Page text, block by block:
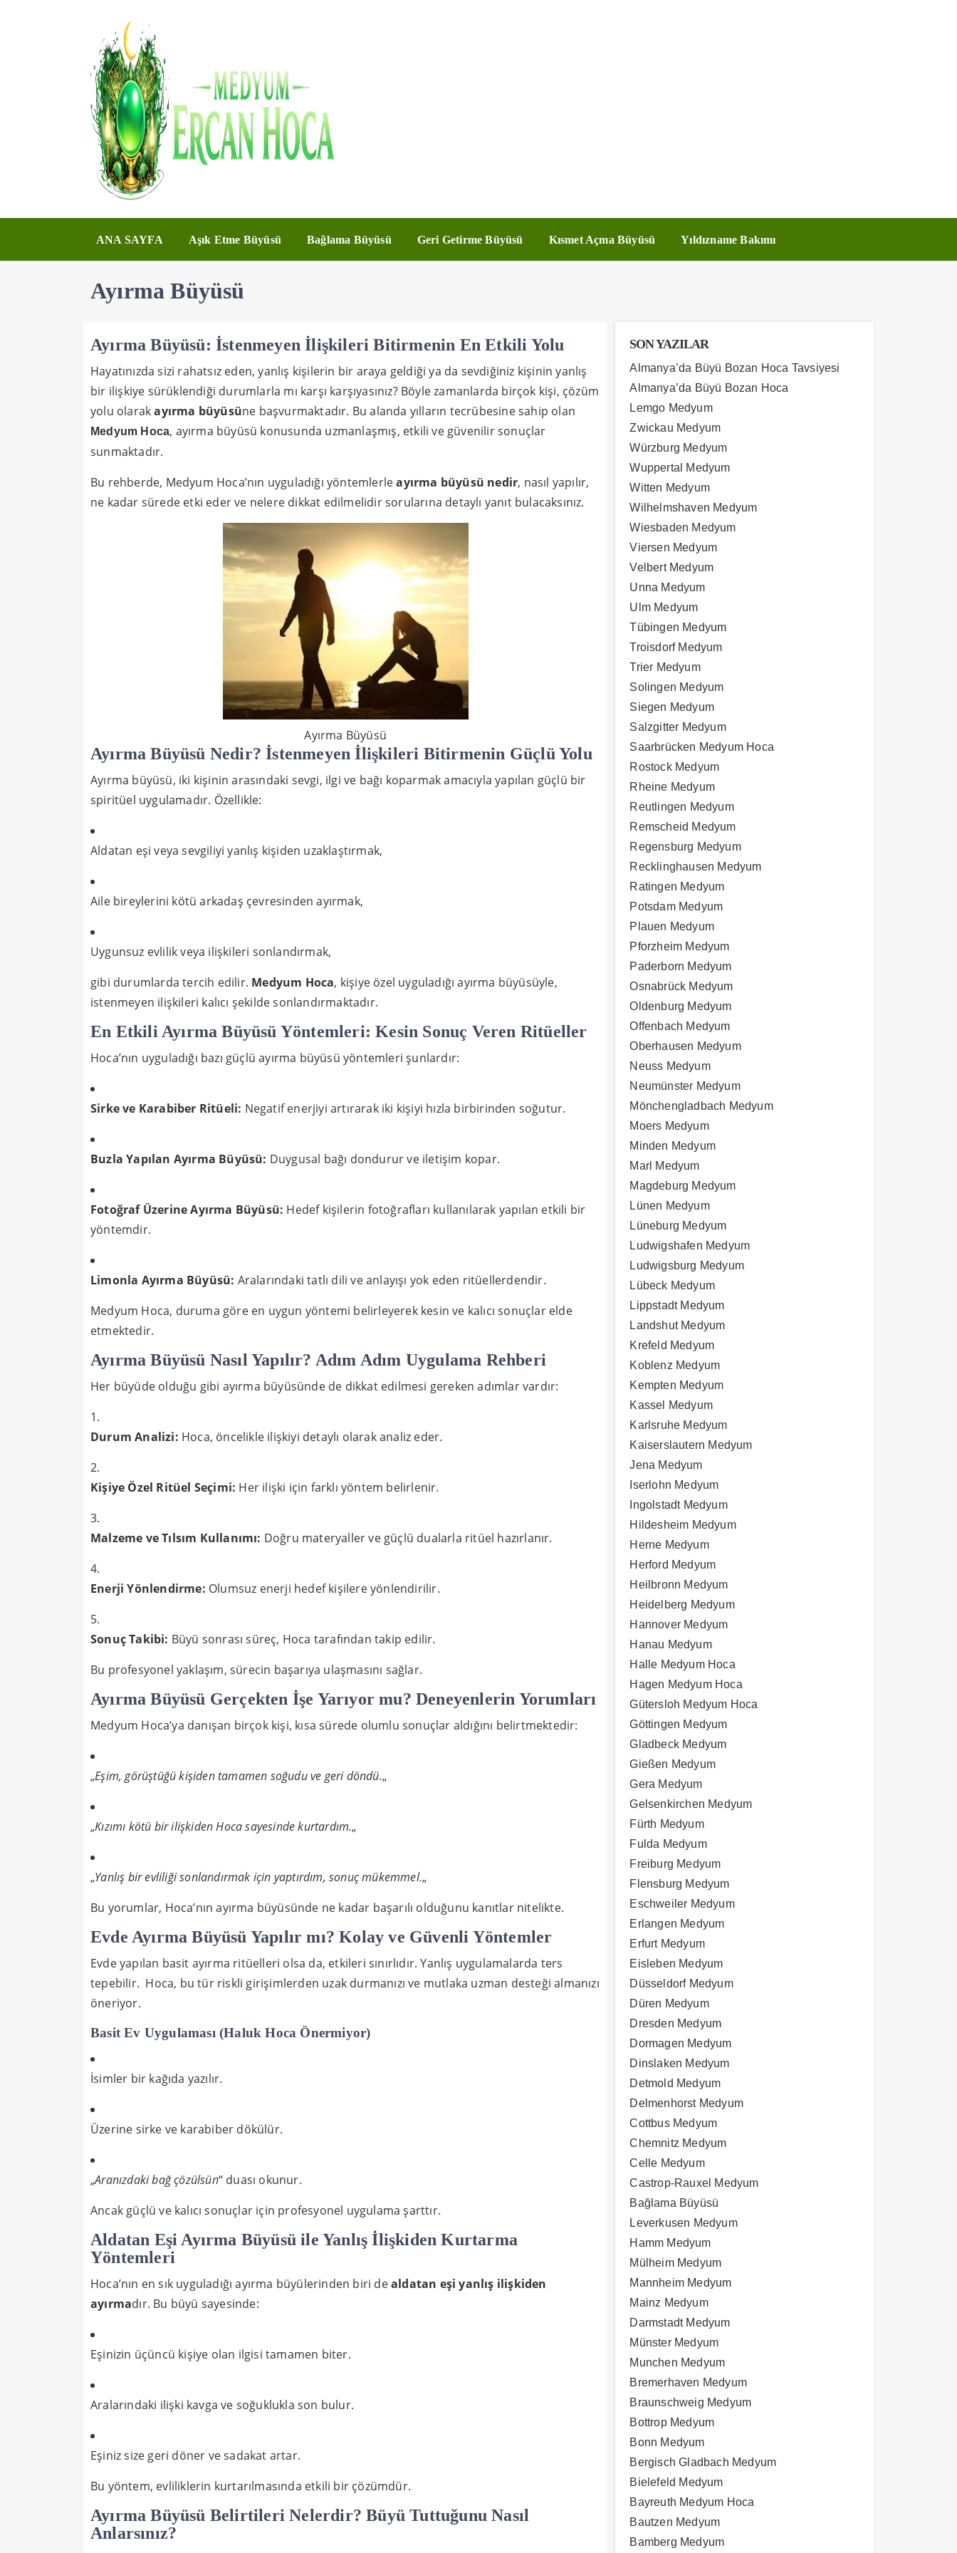
ANA SAYFA Aşık Etme Büyüsü Bağlama Büyüsü Geri Getirme Büyüsü Kısmet Açma Büyüsü Yıldızname Bakımı
Ayırma Büyüsü
Ayırma Büyüsü: İstenmeyen İlişkileri Bitirmenin En Etkili Yolu
Hayatınızda sizi rahatsız eden, yanlış kişilerin bir araya geldiği ya da sevdiğiniz kişinin yanlış
bir ilişkiye sürüklendiği durumlarla mı karşı karşıyasınız? Böyle zamanlarda birçok kişi, çözüm
yolu olarakayırma büyüsüne başvurmaktadır. Bu alanda yılların tecrübesine sahip olan
Medyum Hoca, ayırma büyüsü konusunda uzmanlaşmış, etkili ve güvenilir sonuçlar
sunmaktadır.
Bu rehberde, Medyum Hoca’nın uyguladığı yöntemlerleayırma büyüsü nedir, nasıl yapılır,
ne kadar sürede etki eder ve nelere dikkat edilmelidir sorularına detaylı yanıt bulacaksınız.
Ayırma Büyüsü
Ayırma Büyüsü Nedir? İstenmeyen İlişkileri Bitirmenin Güçlü Yolu
Ayırma büyüsü, iki kişinin arasındaki sevgi, ilgi ve bağı koparmak amacıyla yapılan güçlü bir
spiritüel uygulamadır. Özellikle:
Aldatan eşi veya sevgiliyi yanlış kişiden uzaklaştırmak,
Aile bireylerini kötü arkadaş çevresinden ayırmak,
Uygunsuz evlilik veya ilişkileri sonlandırmak,
gibi durumlarda tercih edilir. Medyum Hoca, kişiye özel uyguladığı ayırma büyüsüyle,
istenmeyen ilişkileri kalıcı şekilde sonlandırmaktadır.
En Etkili Ayırma Büyüsü Yöntemleri: Kesin Sonuç Veren Ritüeller
Hoca’nın uyguladığı bazı güçlü ayırma büyüsü yöntemleri şunlardır:
Sirke ve Karabiber Ritüeli: Negatif enerjiyi artırarak iki kişiyi hızla birbirinden soğutur.
Buzla Yapılan Ayırma Büyüsü: Duygusal bağı dondurur ve iletişim kopar.
Fotoğraf Üzerine Ayırma Büyüsü: Hedef kişilerin fotoğrafları kullanılarak yapılan etkili bir
yöntemdir.
Limonla Ayırma Büyüsü: Aralarındaki tatlı dili ve anlayışı yok eden ritüellerdendir.
Medyum Hoca, duruma göre en uygun yöntemi belirleyerek kesin ve kalıcı sonuçlar elde
etmektedir.
Ayırma Büyüsü Nasıl Yapılır? Adım Adım Uygulama Rehberi
Her büyüde olduğu gibi ayırma büyüsünde de dikkat edilmesi gereken adımlar vardır:
Durum Analizi: Hoca, öncelikle ilişkiyi detaylı olarak analiz eder.
Kişiye Özel Ritüel Seçimi: Her ilişki için farklı yöntem belirlenir.
Malzeme ve Tılsım Kullanımı: Doğru materyaller ve güçlü dualarla ritüel hazırlanır.
Enerji Yönlendirme: Olumsuz enerji hedef kişilere yönlendirilir.
Sonuç Takibi: Büyü sonrası süreç, Hoca tarafından takip edilir.
Bu profesyonel yaklaşım, sürecin başarıya ulaşmasını sağlar.
Ayırma Büyüsü Gerçekten İşe Yarıyor mu? Deneyenlerin Yorumları
Medyum Hoca’ya danışan birçok kişi, kısa sürede olumlu sonuçlar aldığını belirtmektedir:
„Eşim, görüştüğü kişiden tamamen soğudu ve geri döndü.„
„Kızımı kötü bir ilişkiden Hoca sayesinde kurtardım.„
„Yanlış bir evliliği sonlandırmak için yaptırdım, sonuç mükemmel.„
Bu yorumlar, Hoca’nın ayırma büyüsünde ne kadar başarılı olduğunu kanıtlar nitelikte.
Evde Ayırma Büyüsü Yapılır mı? Kolay ve Güvenli Yöntemler
Evde yapılan basit ayırma ritüelleri olsa da, etkileri sınırlıdır. Yanlış uygulamalarda ters
tepebilir. Hoca, bu tür riskli girişimlerden uzak durmanızı ve mutlaka uzman desteği almanızı
öneriyor.
Basit Ev Uygulaması (Haluk Hoca Önermiyor)
İsimler bir kağıda yazılır.
Üzerine sirke ve karabiber dökülür.
„Aranızdaki bağ çözülsün“ duası okunur.
Ancak güçlü ve kalıcı sonuçlar için profesyonel uygulama şarttır.
Aldatan Eşi Ayırma Büyüsü ile Yanlış İlişkiden Kurtarma
Yöntemleri
Hoca’nın en sık uyguladığı ayırma büyülerinden biri dealdatan eşi yanlış ilişkiden
ayırmadır. Bu büyü sayesinde:
Eşinizin üçüncü kişiye olan ilgisi tamamen biter.
Aralarındaki ilişki kavga ve soğuklukla son bulur.
Eşiniz size geri döner ve sadakat artar.
Bu yöntem, evliliklerin kurtarılmasında etkili bir çözümdür.
Ayırma Büyüsü Belirtileri Nelerdir? Büyü Tuttuğunu Nasıl
Anlarsınız?
SON YAZILAR
Almanya’da Büyü Bozan Hoca Tavsiyesi
Almanya’da Büyü Bozan Hoca
Lemgo Medyum
Zwickau Medyum
Würzburg Medyum
Wuppertal Medyum
Witten Medyum
Wilhelmshaven Medyum
Wiesbaden Medyum
Viersen Medyum
Velbert Medyum
Unna Medyum
Ulm Medyum
Tübingen Medyum
Troisdorf Medyum
Trier Medyum
Solingen Medyum
Siegen Medyum
Salzgitter Medyum
Saarbrücken Medyum Hoca
Rostock Medyum
Rheine Medyum
Reutlingen Medyum
Remscheid Medyum
Regensburg Medyum
Recklinghausen Medyum
Ratingen Medyum
Potsdam Medyum
Plauen Medyum
Pforzheim Medyum
Paderborn Medyum
Osnabrück Medyum
Oldenburg Medyum
Offenbach Medyum
Oberhausen Medyum
Neuss Medyum
Neumünster Medyum
Mönchengladbach Medyum
Moers Medyum
Minden Medyum
Marl Medyum
Magdeburg Medyum
Lünen Medyum
Lüneburg Medyum
Ludwigshafen Medyum
Ludwigsburg Medyum
Lübeck Medyum
Lippstadt Medyum
Landshut Medyum
Krefeld Medyum
Koblenz Medyum
Kempten Medyum
Kassel Medyum
Karlsruhe Medyum
Kaiserslautern Medyum
Jena Medyum
Iserlohn Medyum
Ingolstadt Medyum
Hildesheim Medyum
Herne Medyum
Herford Medyum
Heilbronn Medyum
Heidelberg Medyum
Hannover Medyum
Hanau Medyum
Halle Medyum Hoca
Hagen Medyum Hoca
Gütersloh Medyum Hoca
Göttingen Medyum
Gladbeck Medyum
Gießen Medyum
Gera Medyum
Gelsenkirchen Medyum
Fürth Medyum
Fulda Medyum
Freiburg Medyum
Flensburg Medyum
Eschweiler Medyum
Erlangen Medyum
Erfurt Medyum
Eisleben Medyum
Düsseldorf Medyum
Düren Medyum
Dresden Medyum
Dormagen Medyum
Dinslaken Medyum
Detmold Medyum
Delmenhorst Medyum
Cottbus Medyum
Chemnitz Medyum
Celle Medyum
Castrop-Rauxel Medyum
Bağlama Büyüsü
Leverkusen Medyum
Hamm Medyum
Mülheim Medyum
Mannheim Medyum
Mainz Medyum
Darmstadt Medyum
Münster Medyum
Munchen Medyum
Bremerhaven Medyum
Braunschweig Medyum
Bottrop Medyum
Bonn Medyum
Bergisch Gladbach Medyum
Bielefeld Medyum
Bayreuth Medyum Hoca
Bautzen Medyum
Bamberg Medyum